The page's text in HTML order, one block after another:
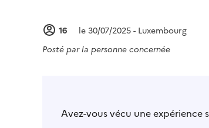
16
le 30/07/2025 - Luxembourg
Posté parla personne concernée
Avez-vous vécu une expérience